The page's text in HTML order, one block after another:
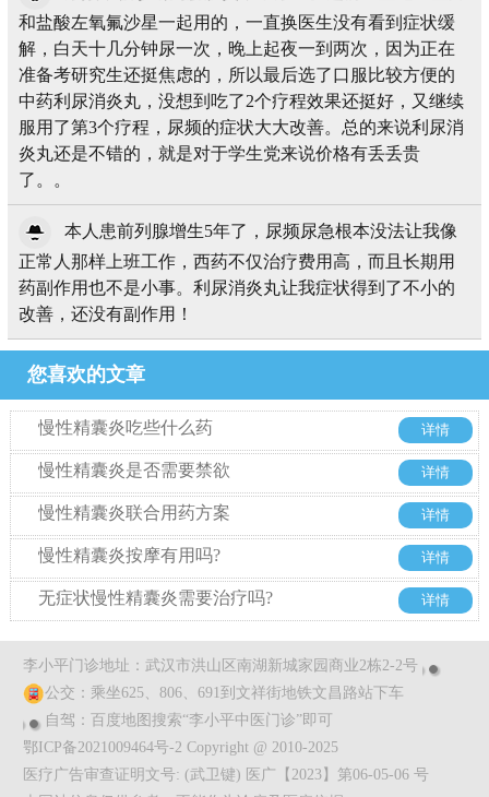
和盐酸左氧氟沙星一起用的，一直换医生没有看到症状缓
解，白天十几分钟尿一次，晚上起夜一到两次，因为正在
准备考研究生还挺焦虑的，所以最后选了口服比较方便的
中药利尿消炎丸，没想到吃了2个疗程效果还挺好，又继续
服用了第3个疗程，尿频的症状大大改善。总的来说利尿消
炎丸还是不错的，就是对于学生党来说价格有丢丢贵
了。。
本人患前列腺增生5年了，尿频尿急根本没法让我像
正常人那样上班工作，西药不仅治疗费用高，而且长期用
药副作用也不是小事。利尿消炎丸让我症状得到了不小的
改善，还没有副作用！
您喜欢的文章
慢性精囊炎吃些什么药 详情
慢性精囊炎是否需要禁欲 详情
慢性精囊炎联合用药方案 详情
慢性精囊炎按摩有用吗? 详情
无症状慢性精囊炎需要治疗吗? 详情
李小平门诊地址：武汉市洪山区南湖新城家园商业2栋2-2号
公交：乘坐625、806、691到文祥街地铁文昌路站下车
自驾：百度地图搜索“李小平中医门诊”即可
鄂ICP备2021009464号-2 Copyright @ 2010-2025
医疗广告审查证明文号: (武卫键) 医广【2023】第06-05-06 号